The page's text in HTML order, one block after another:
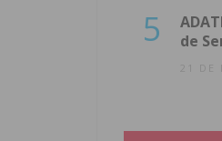
5
de
21 DE